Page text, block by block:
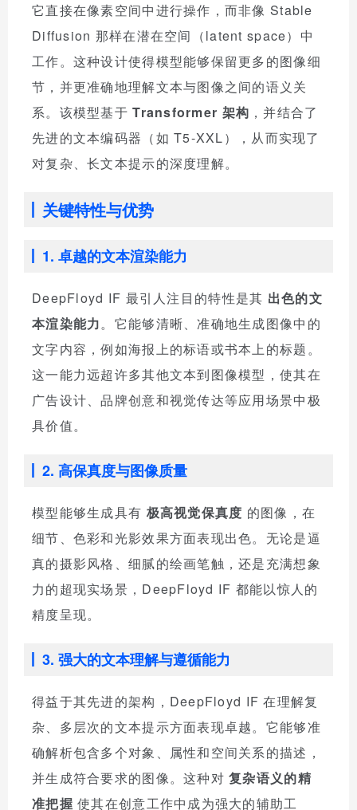
它直接在像素空间中进行操作，而非像 Stable
Diffusion 那样在潜在空间（latent space）中
工作。这种设计使得模型能够保留更多的图像细
节，并更准确地理解文本与图像之间的语义关
系。该模型基于Transformer 架构 ，并结合了
先进的文本编码器（如 T5-XXL），从而实现了
对复杂、长文本提示的深度理解。
关键特性与优势
1. 卓越的文本渲染能力
DeepFloyd IF 最引人注目的特性是其 出色的文
本渲染能力。它能够清晰、准确地生成图像中的
文字内容，例如海报上的标语或书本上的标题。
这一能力远超许多其他文本到图像模型，使其在
广告设计、品牌创意和视觉传达等应用场景中极
具价值。
2. 高保真度与图像质量
模型能够生成具有 极高视觉保真度 的图像，在
细节、色彩和光影效果方面表现出色。无论是逼
真的摄影风格、细腻的绘画笔触，还是充满想象
力的超现实场景，DeepFloyd IF 都能以惊人的
精度呈现。
3. 强大的文本理解与遵循能力
得益于其先进的架构，DeepFloyd IF 在理解复
杂、多层次的文本提示方面表现卓越。它能够准
确解析包含多个对象、属性和空间关系的描述，
并生成符合要求的图像。这种对复杂语义的精
准把握 使其在创意工作中成为强大的辅助工